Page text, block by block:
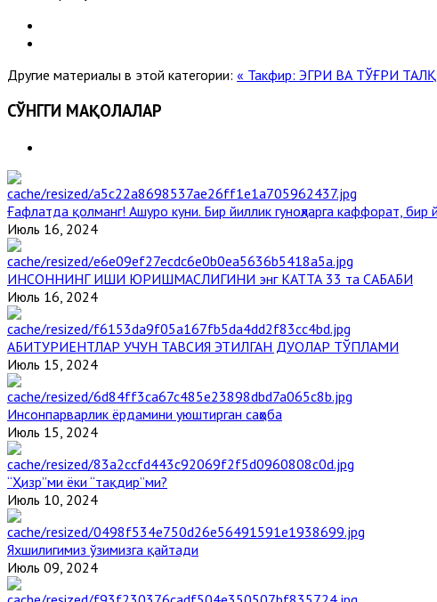
Другие материалы в этой категории: « Такфир: ЭГРИ ВА ТЎҒРИ
СЎНГГИ МАҚОЛАЛАР
Ғафлатда қолманг! Ашуро куни. Бир йиллик гуноҳларга каффорат, бир
Июль 16, 2024
ИНСОННИНГ ИШИ ЮРИШМАСЛИГИНИ энг КАТТА 33 та САБАБИ
Июль 16, 2024
АБИТУРИЕНТЛАР УЧУН ТАВСИЯ ЭТИЛГАН ДУОЛАР ТЎПЛАМИ
Июль 15, 2024
Инсонпарварлик ёрдамини уюштирган саҳоба
Июль 15, 2024
“Ҳизр”ми ёки “тақдир”ми?
Июль 10, 2024
Яхшилигимиз ўзимизга қайтади
Июль 09, 2024